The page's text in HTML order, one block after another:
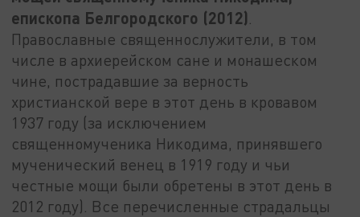
епископа Белгородского (2012)
Православные священнослужители, в том
числе в архиерейском сане и монашеском
чине, пострадавшие за верность
христианской вере в этот день в кровавом
1937 году (за исключением
священномученика Никодима, принявшего
мученический венец в 1919 году и чьи
честные мощи были обретены в этот день в
2012 году). Все перечисленные страдальцы